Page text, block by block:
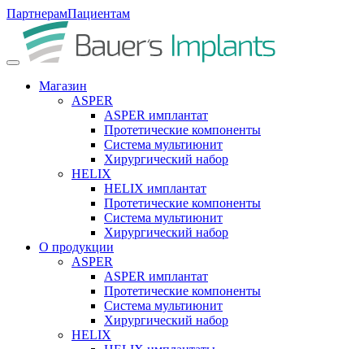
ПартнерамПациентам
Магазин
ASPER
ASPER имплантат
Протетические компоненты
Система мультиюнит
Хирургический набор
HELIX
HELIX имплантат
Протетические компоненты
Система мультиюнит
Хирургический набор
О продукции
ASPER
ASPER имплантат
Протетические компоненты
Система мультиюнит
Хирургический набор
HELIX